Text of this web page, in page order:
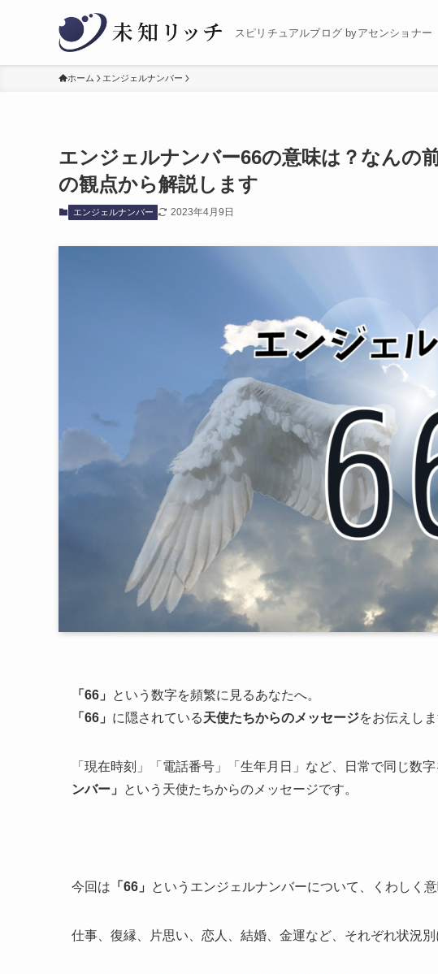
スピリチュアルブログ byアセンショナー
ホーム エンジェルナンバー
エンジェルナンバー66の意味は？なんの
の観点から解説します
エンジェルナンバー 2023年4月9日
「66」
という数字を頻繁に見るあなたへ。
「66」 に隠されている天使たちからのメッセージをお伝えしま
「現在時刻」「電話番号」「生年月日」など、日常で同じ数
ンバー」
という天使たちからのメッセージです。
今回は 「66」 というエンジェルナンバーについて、くわしく意
仕事、復縁、片思い、恋人、結婚、金運など、それぞれ状況別